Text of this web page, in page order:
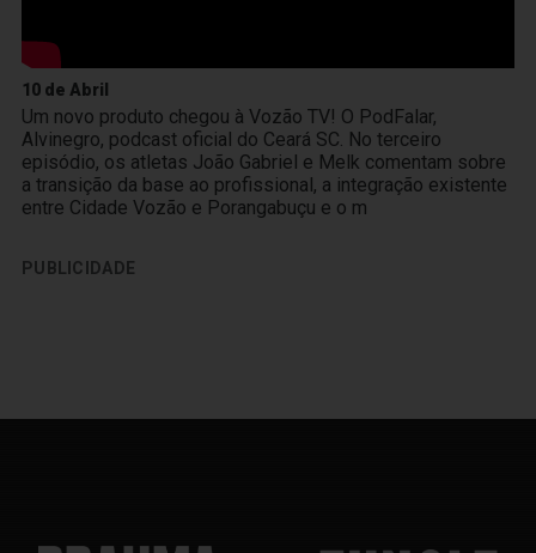
10 de Abril
Um novo produto chegou à Vozão TV! O PodFalar,
Alvinegro, podcast oficial do Ceará SC. No terceiro
episódio, os atletas João Gabriel e Melk comentam sobre
a transição da base ao profissional, a integração existente
entre Cidade Vozão e Porangabuçu e o m
PUBLICIDADE